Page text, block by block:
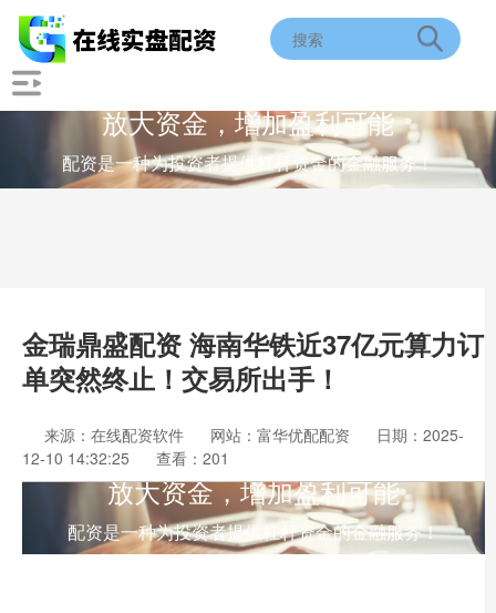
放大资金，增加盈利可能
配资是一种为投资者提供杠杆资金的金融服务！
金瑞鼎盛配资 海南华铁近37亿元算力订
单突然终止！交易所出手！
来源：在线配资软件 网站：富华优配配资
日期：2025-
12-10 14:32:25
查看：201
放大资金，增加盈利可能
配资是一种为投资者提供杠杆资金的金融服务！